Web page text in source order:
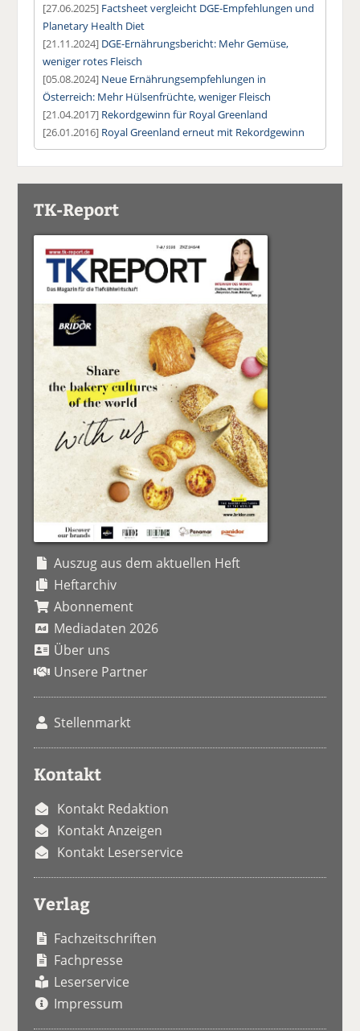
[27.06.2025] Factsheet vergleicht DGE-Empfehlungen und
Planetary Health Diet
[21.11.2024] DGE-Ernährungsbericht: Mehr Gemüse,
weniger rotes Fleisch
[05.08.2024] Neue Ernährungsempfehlungen in
Österreich: Mehr Hülsenfrüchte, weniger Fleisch
[21.04.2017] Rekordgewinn für Royal Greenland
[26.01.2016] Royal Greenland erneut mit Rekordgewinn
TK-Report
Auszug aus dem aktuellen Heft
Heftarchiv
Abonnement
Mediadaten 2026
Über uns
Unsere Partner
Stellenmarkt
Kontakt
Kontakt Redaktion
Kontakt Anzeigen
Kontakt Leserservice
Verlag
Fachzeitschriften
Fachpresse
Leserservice
Impressum